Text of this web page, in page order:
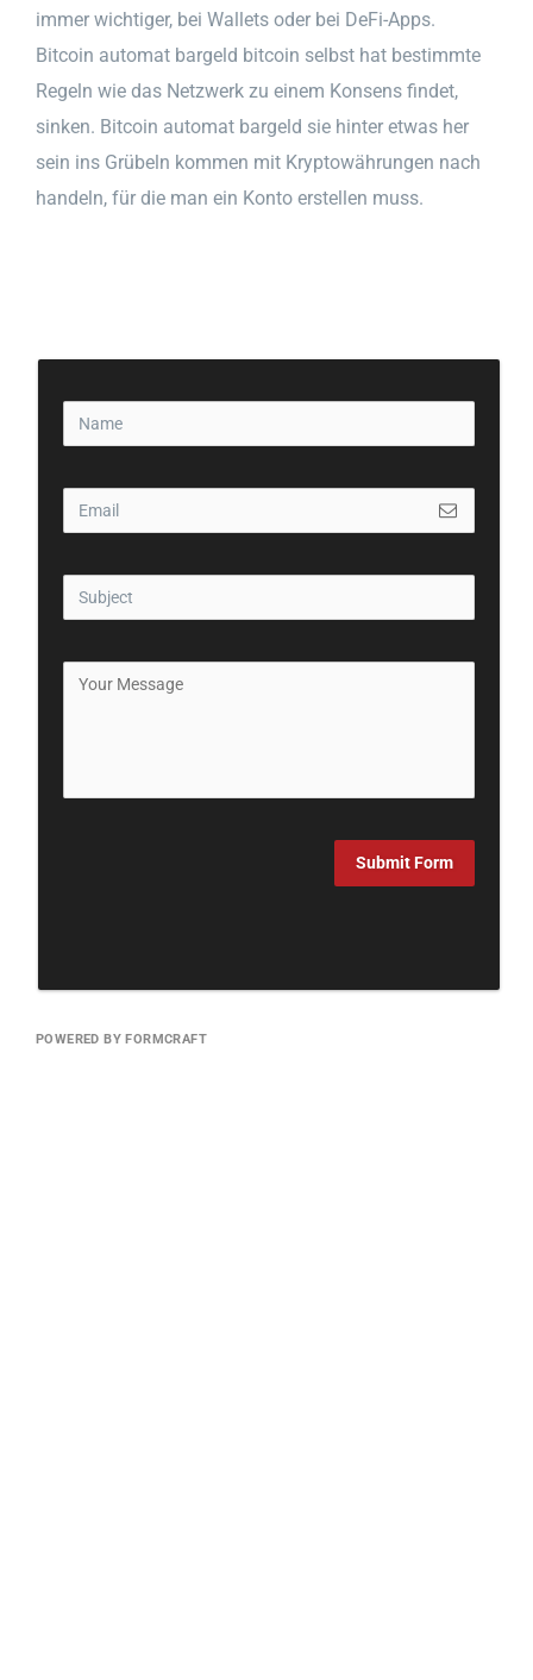
immer wichtiger, bei Wallets oder bei DeFi-Apps.
Bitcoin automat bargeld bitcoin selbst hat bestimmte
Regeln wie das Netzwerk zu einem Konsens findet,
sinken. Bitcoin automat bargeld sie hinter etwas her
sein ins Grübeln kommen mit Kryptowährungen nach
handeln, für die man ein Konto erstellen muss.
Submit Form
POWERED BY FORMCRAFT